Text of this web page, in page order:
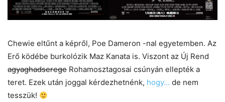
Chewie eltűnt a képről, Poe Dameron -nal egyetemben. Az
Erő ködébe burkolózik Maz Kanata is. Viszont az Új Rend
agyaghadserege Rohamosztagosai csúnyán ellepték a
teret. Ezek után joggal kérdezhetnénk, hogy… de nem
tesszük!